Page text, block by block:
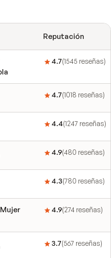
Reputación
4.7(1545 reseñas)
4.7(1018 reseñas)
4.4(1247 reseñas)
4.9(480 reseñas)
4.3(780 reseñas)
4.9(274 reseñas)
3.7(567 reseñas)